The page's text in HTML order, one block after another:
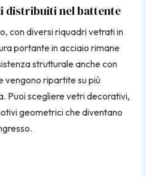
distribuiti nel battente
con diversi riquadri vetrati in
portante in acciaio rimane
strutturale anche con
vengono ripartite su più
Puoi scegliere vetri decorativi,
geometrici che diventano